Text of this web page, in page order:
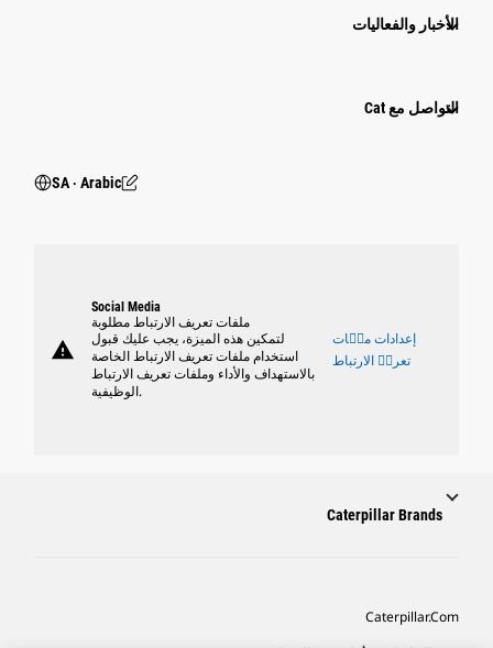
الأخبار والفعاليات
التواصل مع Cat
SA ‧ Arabic
warning
Social Media
ملفات تعريف الارتباط مطلوبة
لتمكين هذه الميزة، يجب عليك قبول
استخدام ملفات تعريف الارتباط الخاصة
بالاستهداف والأداء وملفات تعريف الارتباط
الوظيفية.
إعدادات ملٝات
تعريٝ الارتباط
Caterpillar Brands
Caterpillar.com